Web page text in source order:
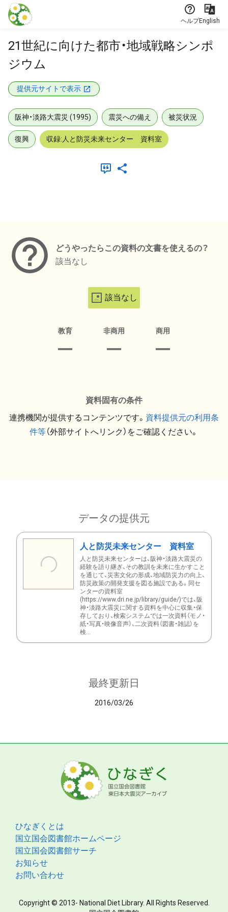
本文に飛ぶ
ヘルプEnglish
21世紀に向けた都市・地域戦略シンポ
ジウム
提供元サイトで表示
阪神・淡路大震災 (1995) 震災への備え 被災状況
復興 収録:人と防災未来センター 資料室
どうやったらこの資料の文書を使えるの？
該当なし
該当なし
教育 非商用 商用
資料固有の条件
連携機関が提供するコンテンツです。 資料提供元の利用条
件等（外部サイトへリンク）をご確認ください。
データの提供元
人と防災未来センター 資料室
人と防災未来センターは、阪神・淡路大震災の
経験を語り継ぎ、その教訓を未来に生かすこと
を通じて、災害文化の形成、地域防災力の向上、
防災政策の開発支援を図る施設である。同セ
ンターの資料室
(https://www.dri.ne.jp/library/guide/)では、阪
神・淡路大震災に関する資料を中心に収集・保
存しており、検索システムでは一次資料（モノ・
紙・写真・映像音声）、二次資料（図書・雑誌）を
検...
最終更新日
2016/03/26
ひなぎくとは
国立国会図書館ホームページ
国立国会図書館サーチ
お知らせ
お問い合わせ
Copyright © 2013- National Diet Library. All Rights Reserved.